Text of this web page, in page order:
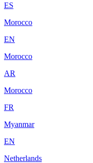
ES
Morocco
EN
Morocco
AR
Morocco
FR
Myanmar
EN
Netherlands